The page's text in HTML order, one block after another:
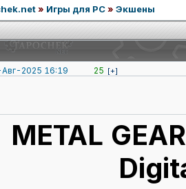
» Игры для PC» Экшены
2025 16:19 25 [+]
METAL